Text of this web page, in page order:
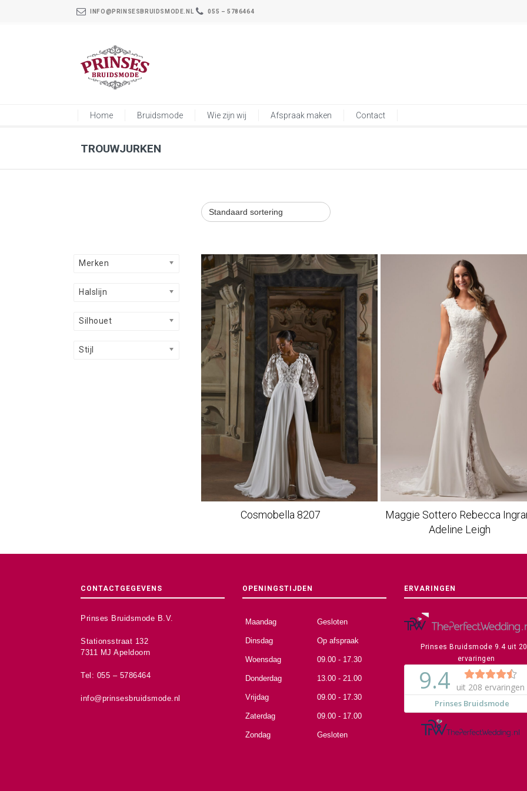
INFO@PRINSESBRUIDSMODE.NL 055 – 5786464
Home Bruidsmode Wie zijn wij Afspraak maken Contact
TROUWJURKEN
Cosmobella 8207
Maggie Sottero Rebecca
Adeline Leigh
Merken
Halslijn
Silhouet
Stijl
CONTACTGEGEVENS
Prinses Bruidsmode B.V.
Stationsstraat 132
7311 MJ Apeldoorn
Tel: 055 – 5786464
info@prinsesbruidsmode.nl
OPENINGSTIJDEN
Maandag Gesloten
Dinsdag Op afspraak
Woensdag 09.00 - 17.30
Donderdag 13.00 - 21.00
Vrijdag 09.00 - 17.30
Zaterdag 09.00 - 17.00
Zondag Gesloten
ERVARINGEN
Prinses Bruidsmode 9.4uit
ervaringen